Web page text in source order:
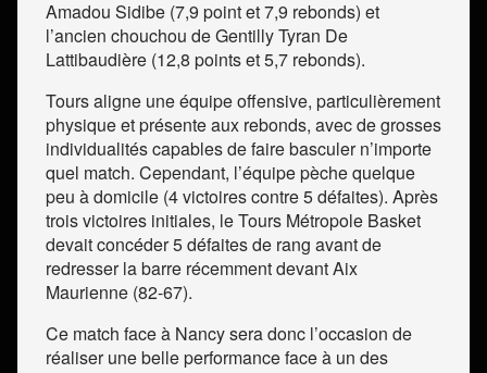
Amadou Sidibe (7,9 point et 7,9 rebonds) et
l’ancien chouchou de Gentilly Tyran De
Lattibaudière (12,8 points et 5,7 rebonds).
Tours aligne une équipe offensive, particulièrement
physique et présente aux rebonds, avec de grosses
individualités capables de faire basculer n’importe
quel match. Cependant, l’équipe pèche quelque
peu à domicile (4 victoires contre 5 défaites). Après
trois victoires initiales, le Tours Métropole Basket
devait concéder 5 défaites de rang avant de
redresser la barre récemment devant Aix
Maurienne (82-67).
Ce match face à Nancy sera donc l’occasion de
réaliser une belle performance face à un des